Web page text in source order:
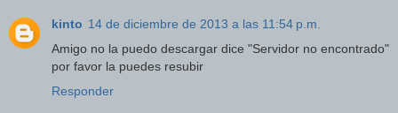
kinto 14 de diciembre de 2013 a las 11:54 p.m.
Amigo no la puedo descargar dice "Servidor no encontrado"
por favor la puedes resubir
Responder